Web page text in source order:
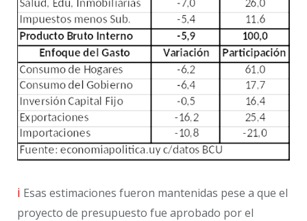
i Esas estimaciones fueron mantenidas pese a que el
proyecto de presupuesto fue aprobado por el